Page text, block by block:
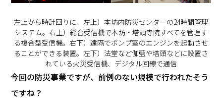
左上から時計回りに、左上）本坊内防災センターの24時間管理
システム。右上）総合受信機で本坊・塔頭寺院すべてを管理す
る複合型受信機。右下）遠隔でポンプ室のエンジンを起動させ
ることができる装置。左下）法堂など伽藍や塔頭などに設置さ
れている火災受信機、デジタル回線で通信
―――今回の防災事業ですが、前例のない規模で行われたそう
ですね？